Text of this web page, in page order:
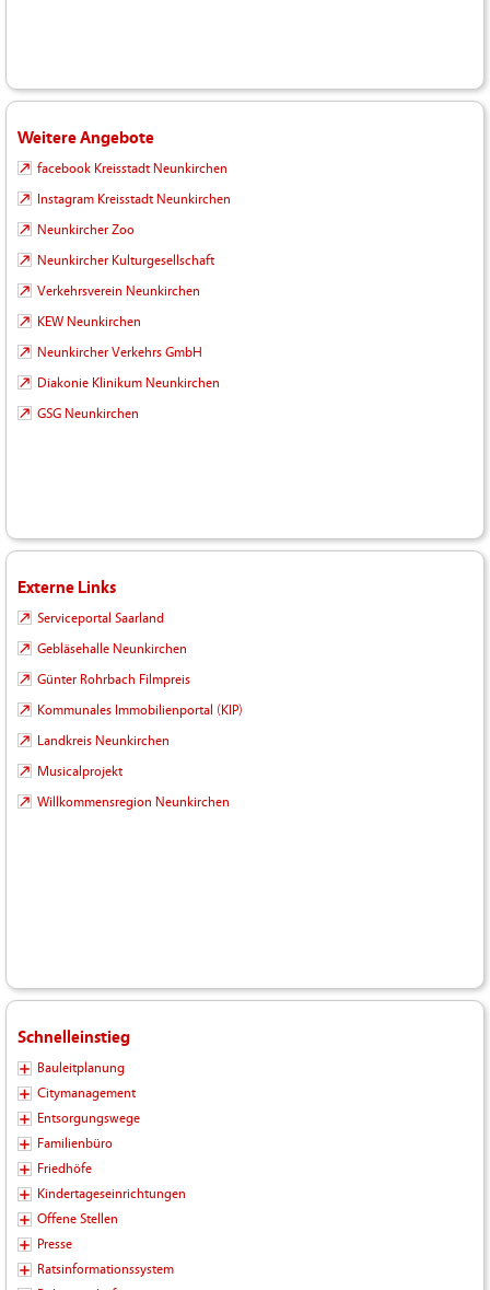
Weitere Angebote
facebook Kreisstadt Neunkirchen
Instagram Kreisstadt Neunkirchen
Neunkircher Zoo
Neunkircher Kulturgesellschaft
Verkehrsverein Neunkirchen
KEW Neunkirchen
Neunkircher Verkehrs GmbH
Diakonie Klinikum Neunkirchen
GSG Neunkirchen
Externe Links
Serviceportal Saarland
Gebläsehalle Neunkirchen
Günter Rohrbach Filmpreis
Kommunales Immobilienportal (KIP)
Landkreis Neunkirchen
Musicalprojekt
Willkommensregion Neunkirchen
Schnelleinstieg
Bauleitplanung
Citymanagement
Entsorgungswege
Familienbüro
Friedhöfe
Kindertageseinrichtungen
Offene Stellen
Presse
Ratsinformationssystem